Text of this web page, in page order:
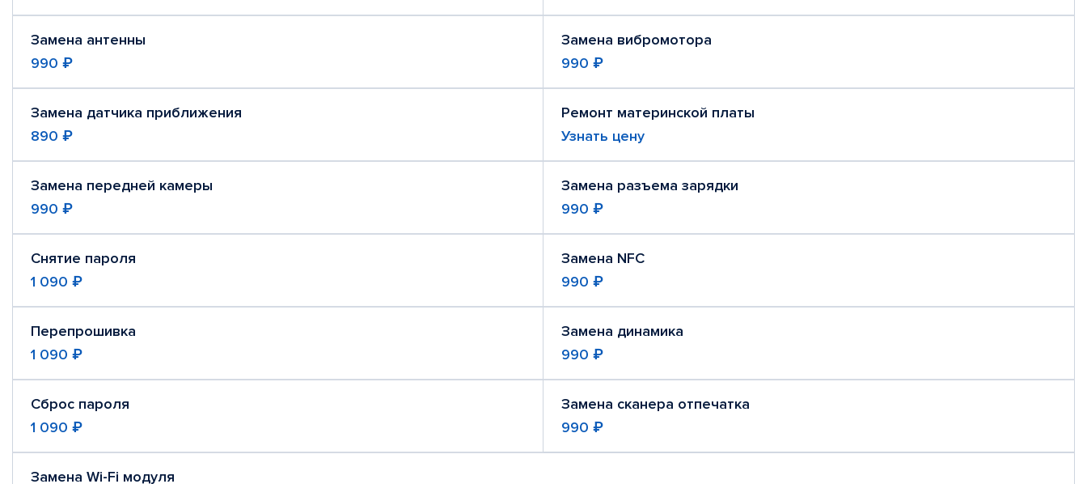
Замена антенны
990 ₽
Замена вибромотора
990 ₽
Замена датчика приближения
890 ₽
Ремонт материнской платы
Узнать цену
Замена передней камеры
990 ₽
Замена разъема зарядки
990 ₽
Снятие пароля
1 090 ₽
Замена NFC
990 ₽
Перепрошивка
1 090 ₽
Замена динамика
990 ₽
Сброс пароля
1 090 ₽
Замена сканера отпечатка
990 ₽
Замена Wi-Fi модуля